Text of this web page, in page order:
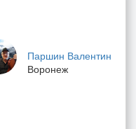
Паршин Валентин
Воронеж